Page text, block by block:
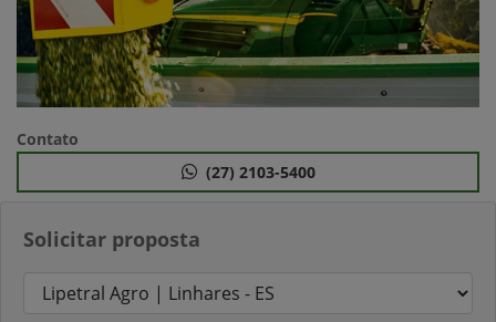
Solicitar proposta
Contato
(27) 2103-5400